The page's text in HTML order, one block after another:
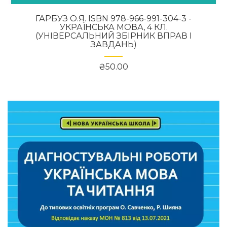
ГАРБУЗ О.Я. ISBN 978-966-991-304-3 -
УКРАЇНСЬКА МОВА, 4 КЛ.
(УНІВЕРСАЛЬНИЙ ЗБІРНИК ВПРАВ І
ЗАВДАНЬ)
₴50.00